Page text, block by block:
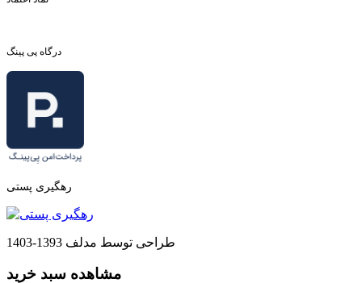
درگاه پی پینگ
رهگیری پستی
طراحی توسط مدلف 1393-1403
مشاهده سبد خرید